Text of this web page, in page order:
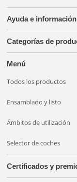
La mayoría de las
funciones en una:
dos funciones. La
unidad, pero
Ayuda e información
Categorías de
Menú
Todos los productos
Ensamblado y listo
Ámbitos de utilización
Selector de coches
Certificados y